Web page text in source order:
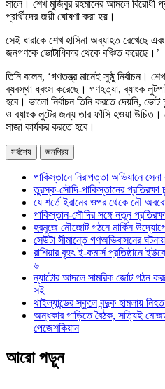
সালে। শেখ মুজিবুর রহমানের আমলে বিরোধী
প্রার্থীদের জয়ী ঘোষণা করা হয়।
সেই ধারাকে শেখ হাসিনা অব্যাহত রেখেছে
জনগণকে ভোটাধিকার থেকে বঞ্চিত করেছে।’
তিনি বলেন, ‘গণতন্ত্র মানেই সুষ্ঠু নির্বাচন।
ব্যবস্থা ধ্বংস করেছে। গণহত্যা, ব্যাংক
হবে। ভালো নির্বাচন তিনি করতে দেয়নি,
ও ব্যাংক লুটের জন্য তার ফাঁসি হওয়া উচিত।
সাজা কার্যকর করতে হবে।
সর্বশেষ জনপ্রিয়
পাকিস্তানে নিরাপত্তা অভিযানে
তুরস্ক-সৌদি-পাকিস্তানের প্রতিরক্ষা
যে শর্তে ইরানের ওপর থেকে নৌ
পাকিস্তান-সৌদির সঙ্গে নতুন
হরমুজে নৌজোট গঠনে মার্কিন
সেউটা সীমান্তে গণঅভিবাসনের
রাশিয়ার বৃহৎ ই-কমার্স প্রতিষ্ঠানে
৬
ন্যাটোর আদলে সামরিক জোট গঠন
সই
থাইল্যান্ডের স্কুলে বন্দুক হামলায়
অন্ধকার গাড়িতে বৈঠক, সত্যিই
পেজেশকিয়ান
আরো পড়ুন